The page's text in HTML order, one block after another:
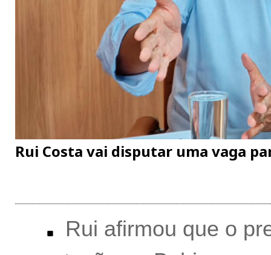
Rui Costa vai disputar uma vaga
Rui afirmou que o